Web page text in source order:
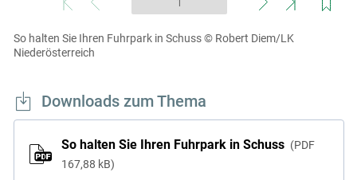
So halten Sie Ihren Fuhrpark in Schuss © Robert Diem/LK
Niederösterreich
Downloads zum Thema
So halten Sie Ihren Fuhrpark in Schuss
PDF
167,88 kB